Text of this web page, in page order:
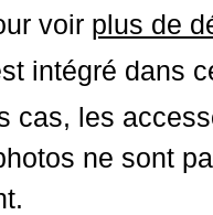
voir plus de
intégré dans
cas, les
ne sont